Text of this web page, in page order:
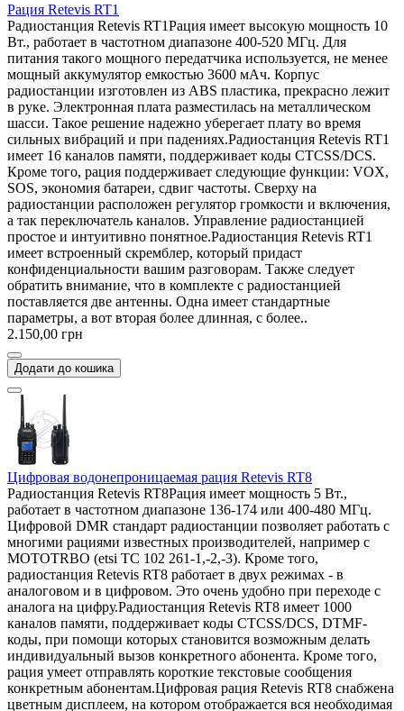
Рация Retevis RT1
Радиостанция Retevis RT1Рация имеет высокую мощность 10
Вт., работает в частотном диапазоне 400-520 МГц. Для
питания такого мощного передатчика используется, не менее
мощный аккумулятор емкостью 3600 мАч. Корпус
радиостанции изготовлен из ABS пластика, прекрасно лежит
в руке. Электронная плата разместилась на металлическом
шасси. Такое решение надежно уберегает плату во время
сильных вибраций и при падениях.Радиостанция Retevis RT1
имеет 16 каналов памяти, поддерживает коды CTCSS/DCS.
Кроме того, рация поддерживает следующие функции: VOX,
SOS, экономия батареи, сдвиг частоты. Сверху на
радиостанции расположен регулятор громкости и включения,
а так переключатель каналов. Управление радиостанцией
простое и интуитивно понятное.Радиостанция Retevis RT1
имеет встроенный скремблер, который придаст
конфиденциальности вашим разговорам. Также следует
обратить внимание, что в комплекте с радиостанцией
поставляется две антенны. Одна имеет стандартные
параметры, а вот вторая более длинная, с более..
2.150,00 грн
Додати до кошика
Цифровая водонепроницаемая рация Retevis RT8
Радиостанция Retevis RT8Рация имеет мощность 5 Вт.,
работает в частотном диапазоне 136-174 или 400-480 МГц.
Цифровой DMR стандарт радиостанции позволяет работать с
многими рациями известных производителей, например с
MOTOTRBO (etsi TC 102 261-1,-2,-3). Кроме того,
радиостанция Retevis RT8 работает в двух режимах - в
аналоговом и в цифровом. Это очень удобно при переходе с
аналога на цифру.Радиостанция Retevis RT8 имеет 1000
каналов памяти, поддерживает коды CTCSS/DCS, DTMF-
коды, при помощи которых становится возможным делать
индивидуальный вызов конкретного абонента. Кроме того,
рация умеет отправлять короткие текстовые сообщения
конкретным абонентам.Цифровая рация Retevis RT8 снабжена
цветным дисплеем, на котором отображается вся необходимая